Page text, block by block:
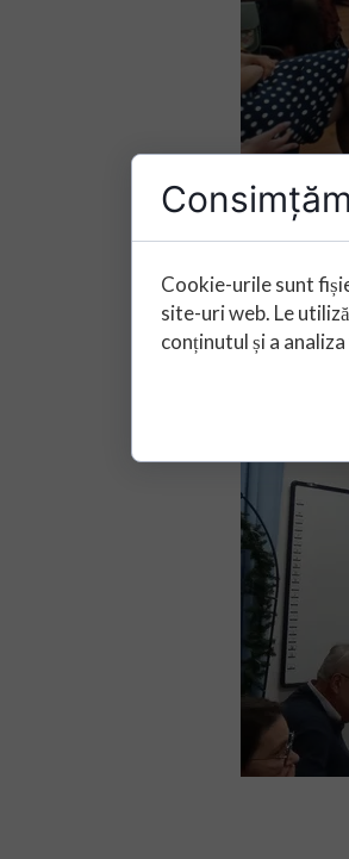
Cookie-urile sunt
site-uri web. Le
conținutul și a